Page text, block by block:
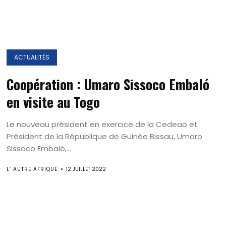
ACTUALITÉS
Coopération : Umaro Sissoco Embaló
en visite au Togo
Le nouveau président en exercice de la Cedeao et
Président de la République de Guinée Bissau, Umaro
Sissoco Embaló,...
L’ AUTRE AFRIQUE 12 JUILLET 2022